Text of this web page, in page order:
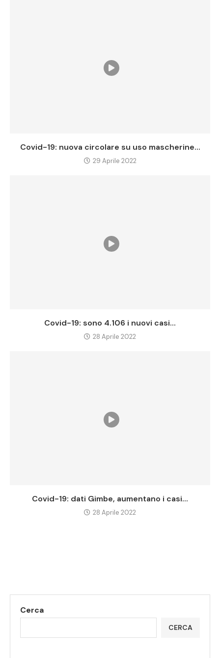
Covid-19: nuova circolare su uso mascherine...
29 Aprile 2022
Covid-19: sono 4.106 i nuovi casi...
28 Aprile 2022
Covid-19: dati Gimbe, aumentano i casi...
28 Aprile 2022
Cerca
CERCA